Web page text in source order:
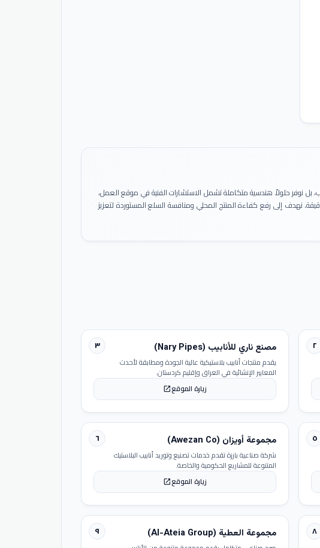
بل نوفر حلولاً هندسية متكاملة تشمل الاستشارات الفنية في موقع العمل،
نهدف إلى رفع كفاءة المنتج المحلي ومنافسة السلع المستوردة لتعزيز
٢ ٣ مصنع ناري للأنابيب (Nary Pipes)
يقدم منتجات أنابيب بلاستيكية عالية الجودة ومطابقة لأحدث
المعايير الإنشائية في العراق وإقليم كردستان.
زيارة الموقعopen_in_new
٥ ٦ مجموعة أويزان (Awezan Co)
شركة صناعية بارزة تقدم خدمات تصنيع وتوريد أنابيب البلاستيك
المتنوعة للمشاريع الحكومية والخاصة.
زيارة الموقعopen_in_new
٨ ٩ مجموعة العطية (Al-Ateia Group)